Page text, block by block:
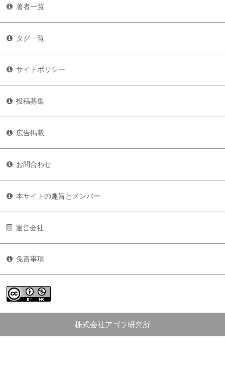
著者一覧
タグ一覧
サイトポリシー
投稿募集
広告掲載
お問合わせ
本サイトの趣旨とメンバー
運営会社
免責事項
株式会社アゴラ研究所